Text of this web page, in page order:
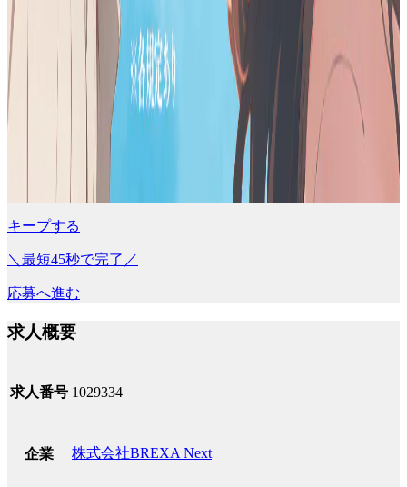
キープする
＼最短45秒で完了／
応募へ進む
求人概要
求人番号 1029334
企業 株式会社BREXA Next